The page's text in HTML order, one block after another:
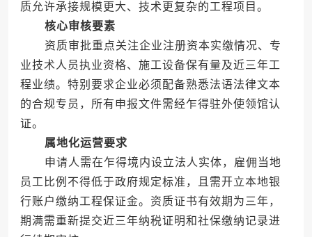
质允许承接规模更大、技术更复杂的工程项目。
核心审核要素
资质审批重点关注企业注册资本实缴情况、专
业技术人员执业资格、施工设备保有量及近三年工
程业绩。特别要求企业必须配备熟悉法语法律文本
的合规专员，所有申报文件需经乍得驻外使领馆认
证。
属地化运营要求
申请人需在乍得境内设立法人实体，雇佣当地
员工比例不得低于政府规定标准，且需开立本地银
行账户缴纳工程保证金。资质证书有效期为三年，
期满需重新提交近三年纳税证明和社保缴纳记录进